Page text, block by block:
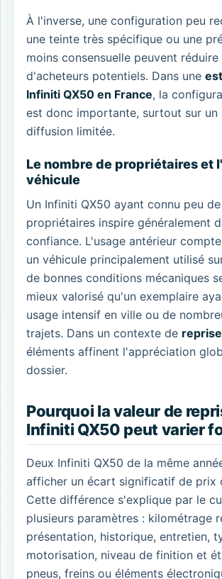
À l'inverse, une configuration peu
une teinte très spécifique ou une
moins consensuelle peuvent
d'acheteurs potentiels. Dans une
Infiniti QX50 en France, la
est donc importante, surtout sur un
diffusion limitée.
Le nombre de propriétaires et
véhicule
Un Infiniti QX50 ayant connu peu de
propriétaires inspire généralement
confiance. L'usage antérieur
un véhicule principalement utilisé
de bonnes conditions mécaniques
mieux valorisé qu'un exemplaire
usage intensif en ville ou de
trajets. Dans un contexte de
éléments affinent l'appréciation
dossier.
Pourquoi la valeur de
Infiniti QX50 peut varier
Deux Infiniti QX50 de la même
afficher un écart significatif de prix
Cette différence s'explique par le
plusieurs paramètres : kilométrage
présentation, historique, entretien,
motorisation, niveau de finition et
pneus, freins ou éléments